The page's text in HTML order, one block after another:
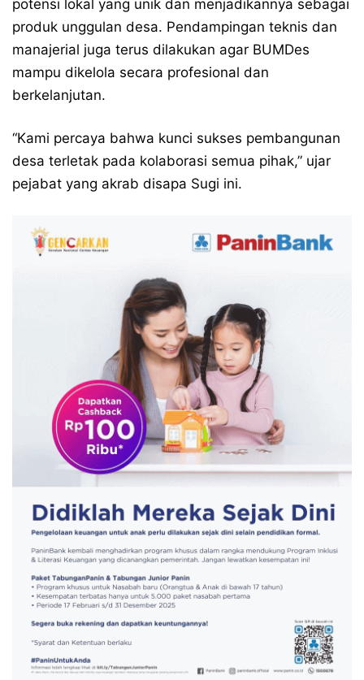
potensi lokal yang unik dan menjadikannya sebagai
produk unggulan desa. Pendampingan teknis dan
manajerial juga terus dilakukan agar BUMDes
mampu dikelola secara profesional dan
berkelanjutan.
“Kami percaya bahwa kunci sukses pembangunan
desa terletak pada kolaborasi semua pihak,” ujar
pejabat yang akrab disapa Sugi ini.